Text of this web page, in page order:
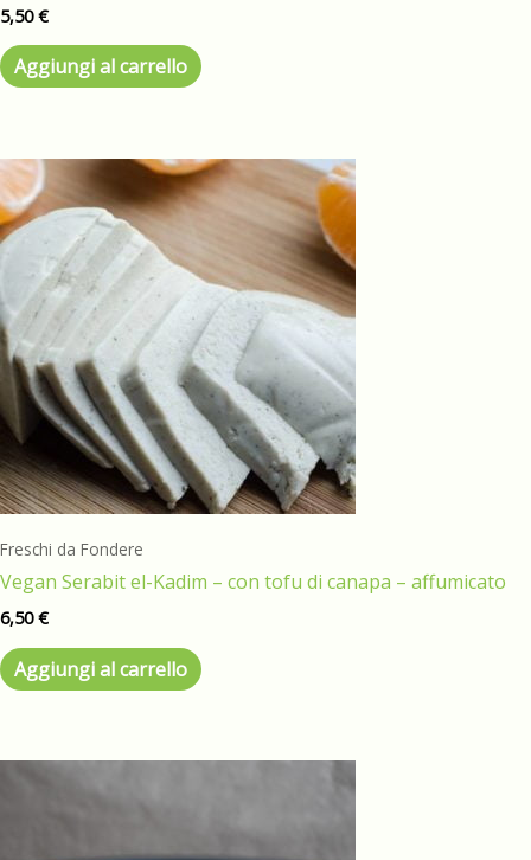
5,50€
Aggiungi al carrello
Freschi da Fondere
Vegan Serabit el-Kadim – con tofu di canapa – affumicato
6,50€
Aggiungi al carrello